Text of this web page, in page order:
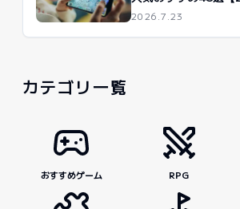
2026.7.23
カテゴリ一覧
おすすめゲーム RPG